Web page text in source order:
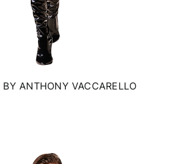
ANTHONY VACCARELLO